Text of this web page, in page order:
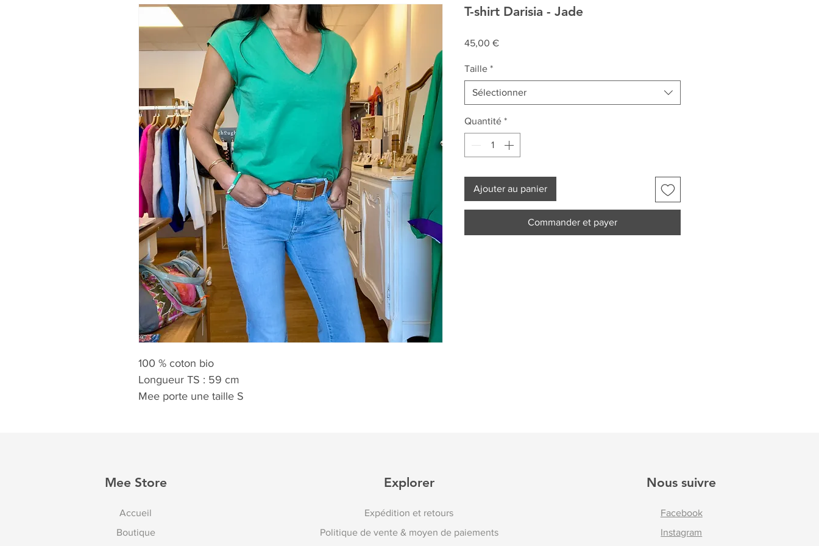
100 % coton bio
Longueur TS : 59 cm
Mee porte une taille S
T-shirt Darisia - Jade
45,00 €Prix
Taille *
Sélectionner
Quantité *
Ajouter au panier
Commander et payer
Mee Store
Accueil
Boutique
Explorer
Expédition et retours
Politique de vente & moyen de paiements
Nous suivre
Facebook
Instagram